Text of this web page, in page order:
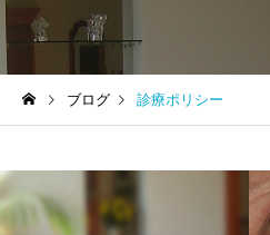
根管治療（歯内療
法）
虫歯治療で治す蓄膿症（歯
ブログ 診療ポリシー